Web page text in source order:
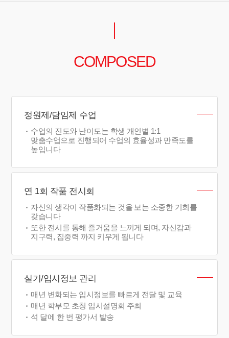
COMPOSED
정원제/담임제 수업
수업의 진도와 난이도는 학생 개인별 1:1
맞춤수업으로 진행되어 수업의 효율성과 만족도를
높입니다
연 1회 작품 전시회
자신의 생각이 작품화되는 것을 보는 소중한 기회를
갖습니다
또한 전시를 통해 즐거움을 느끼게 되며, 자신감과
지구력, 집중력 까지 키우게 됩니다
실기/입시정보 관리
매년 변화되는 입시정보를 빠르게 전달 및 교육
매년 학부모 초청 입시설명회 주최
석 달에 한 번 평가서 발송